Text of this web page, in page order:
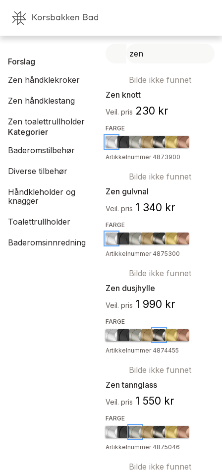
Forslag
Zen håndklekroker
Zen håndklestang
Zen toalettrullholder
Kategorier
Baderomstilbehør
Diverse tilbehør
Håndkleholder og
knagger
Toalettrullholder
Baderomsinnredning
Bilde ikke funnet
Zen knott
Veil. pris 230 kr
FARGE
Artikkelnummer 4873900
Bilde ikke funnet
Zen gulvnal
Veil. pris 1 340 kr
FARGE
Artikkelnummer 4875300
Bilde ikke funnet
Zen dusjhylle
Veil. pris 1 990 kr
FARGE
Artikkelnummer 4874455
Bilde ikke funnet
Zen tannglass
Veil. pris 1 550 kr
FARGE
Artikkelnummer 4875046
Bilde ikke funnet